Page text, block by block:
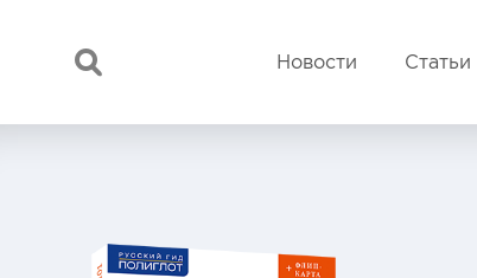
Новости Статьи